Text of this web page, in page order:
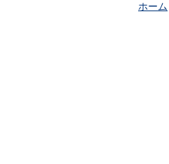
ホーム